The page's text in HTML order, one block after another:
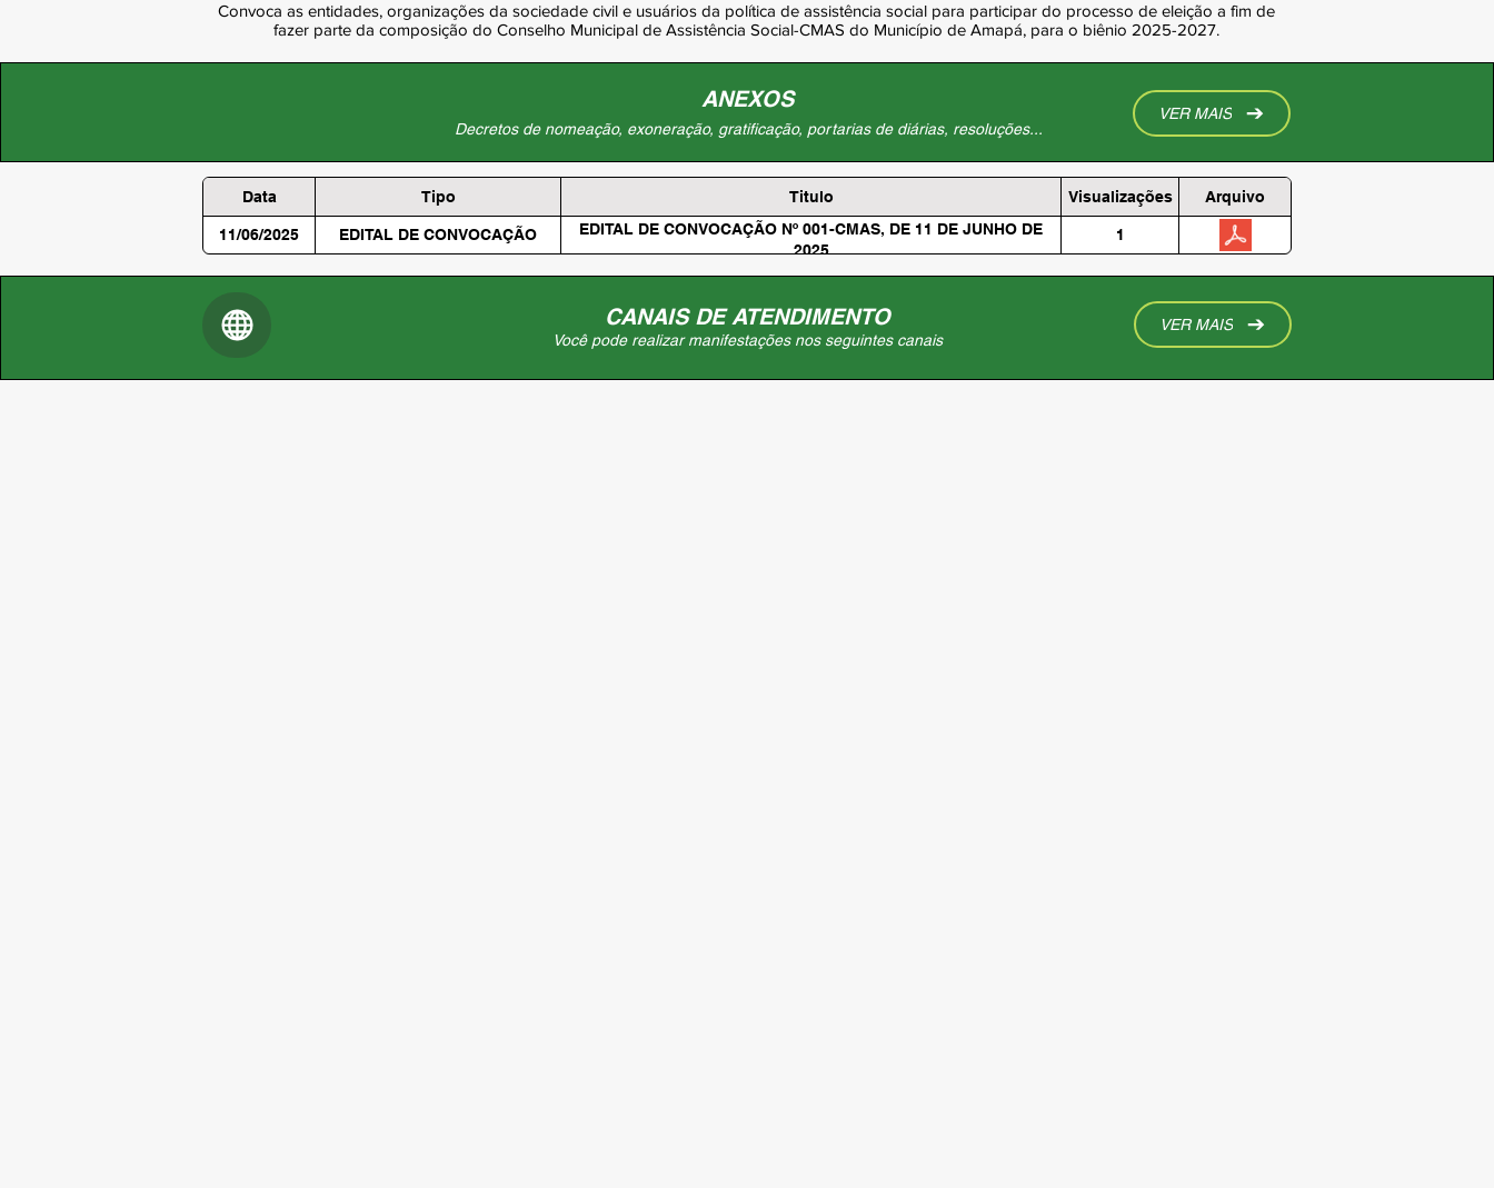
Convoca as entidades, organizações da sociedade civil e usuários da política de assistência social para participar do processo de eleição a fim de
fazer parte da composição do Conselho Municipal de Assistência Social-CMAS do Município de Amapá, para o biênio 2025-2027.
ANEXOS
Decretos de nomeação, exoneração, gratificação, portarias de diárias, resoluções...
VER MAIS
Data Tipo Titulo Visualizações Arquivo
11/06/2025 EDITAL DE CONVOCAÇÃO
EDITAL DE CONVOCAÇÃO Nº 001-CMAS, DE 11 DE JUNHO DE
2025
1
CANAIS DE ATENDIMENTO
Você pode realizar manifestações nos seguintes canais
VER MAIS